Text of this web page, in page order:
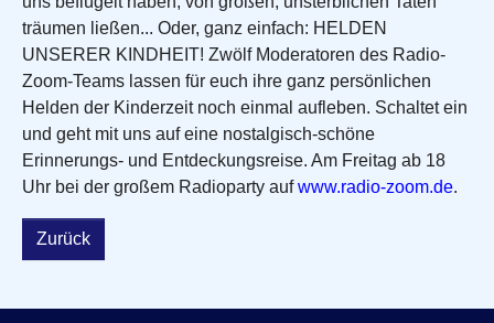
träumen ließen... Oder, ganz einfach: HELDEN
UNSERER KINDHEIT! Zwölf Moderatoren des Radio-
Zoom-Teams lassen für euch ihre ganz persönlichen
Helden der Kinderzeit noch einmal aufleben. Schaltet ein
und geht mit uns auf eine nostalgisch-schöne
Erinnerungs- und Entdeckungsreise. Am Freitag ab 18
Uhr bei der großem Radioparty aufwww.radio-zoom.de.
Zurück